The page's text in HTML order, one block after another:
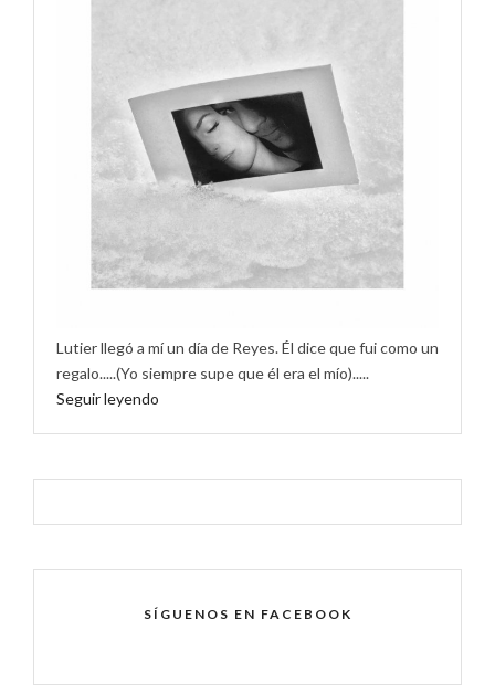
Lutier llegó a mí un día de Reyes. Él dice que fui como un
regalo.....(Yo siempre supe que él era el mío).....
Seguir leyendo
SÍGUENOS EN FACEBOOK